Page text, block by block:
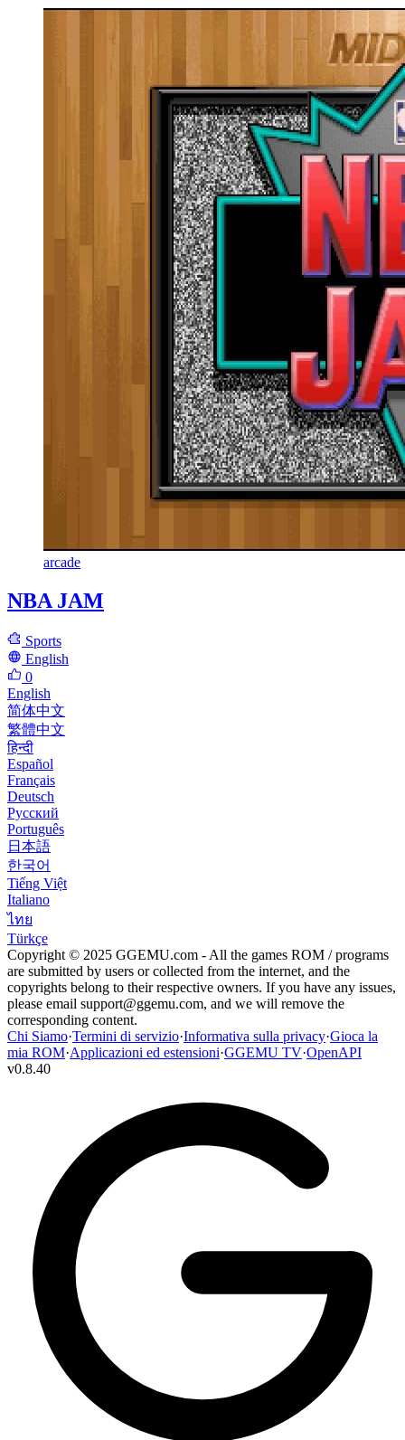
arcade
NBA JAM
Sports
English
0
English
简体中文
繁體中文
हिन्दी
Español
Français
Deutsch
Русский
Português
日本語
한국어
Tiếng Việt
Italiano
ไทย
Türkçe
Copyright © 2025 GGEMU.com - All the games ROM / programs
are submitted by users or collected from the internet, and the
copyrights belong to their respective owners. If you have any issues,
please email support@ggemu.com, and we will remove the
corresponding content.
Chi Siamo·Termini di servizio·Informativa sulla privacy·Gioca la
mia ROM·Applicazioni ed estensioni·GGEMU TV·OpenAPI
v0.8.40